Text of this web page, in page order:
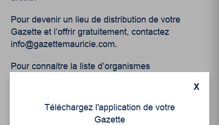
Pour devenir un lieu de distribution de votre
Gazette et l’offrir gratuitement, contactez
info@gazettemauricie.com.
Pour connaitre la l iste d’organismes
X
Téléchargez l'application de votre
Gazette